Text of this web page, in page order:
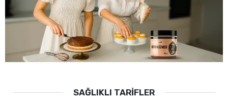
SAĞLIKLI TARİFLER